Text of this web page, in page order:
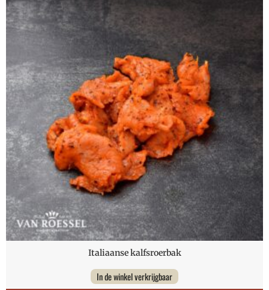
Italiaanse kalfsroerbak
In de winkel verkrijgbaar